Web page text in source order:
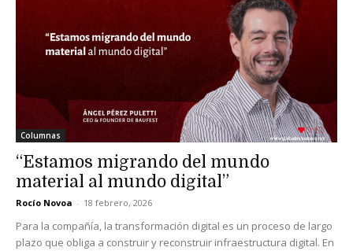
Columnas
“Estamos migrando del mundo
material al mundo digital”
Rocío Novoa - 18 febrero, 2026
Para la compañía, la transformación digital es un proceso de largo
plazo que obliga a construir y reconstruir infraestructura digital. En